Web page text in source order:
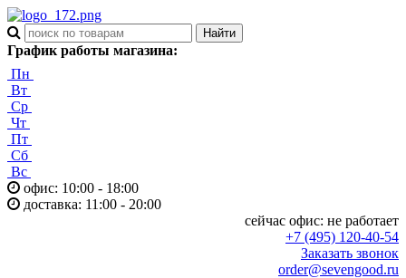
График работы магазина:
Пн
Вт
Ср
Чт
Пт
Сб
Вс
офис: 10:00 - 18:00
доставка: 11:00 - 20:00
сейчас офис: не работает
+7 (495) 120-40-54
Заказать звонок
order@sevengood.ru